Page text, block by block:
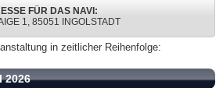
FÜR DAS NAVI:
1, 85051 INGOLSTADT
in zeitlicher Reihenfolge:
2026